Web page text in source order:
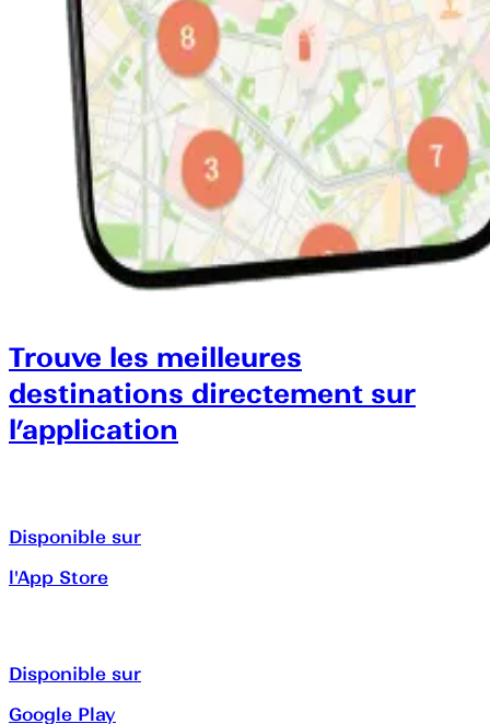
Trouve les meilleures
destinations directement sur
l’application
Disponible sur
l'App Store
Disponible sur
Google Play